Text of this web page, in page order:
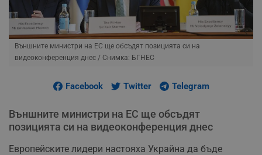
Външните министри на ЕС ще обсъдят позицията си на
видеоконференция днес / Снимка: БГНЕС
Facebook Twitter Telegram
Външните министри на ЕС ще обсъдят
позицията си на видеоконференция днес
Европейските лидери настояха Украйна да бъде